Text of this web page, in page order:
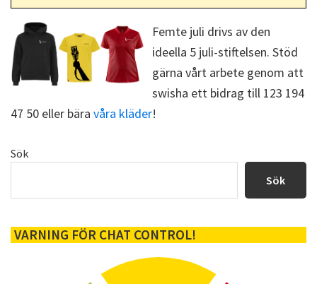
Femte juli drivs av den
ideella 5 juli-stiftelsen. Stöd
gärna vårt arbete genom att
swisha ett bidrag till 123 194
47 50 eller bära våra kläder!
Primärt
Sök
Sök
VARNING FÖR CHAT CONTROL!